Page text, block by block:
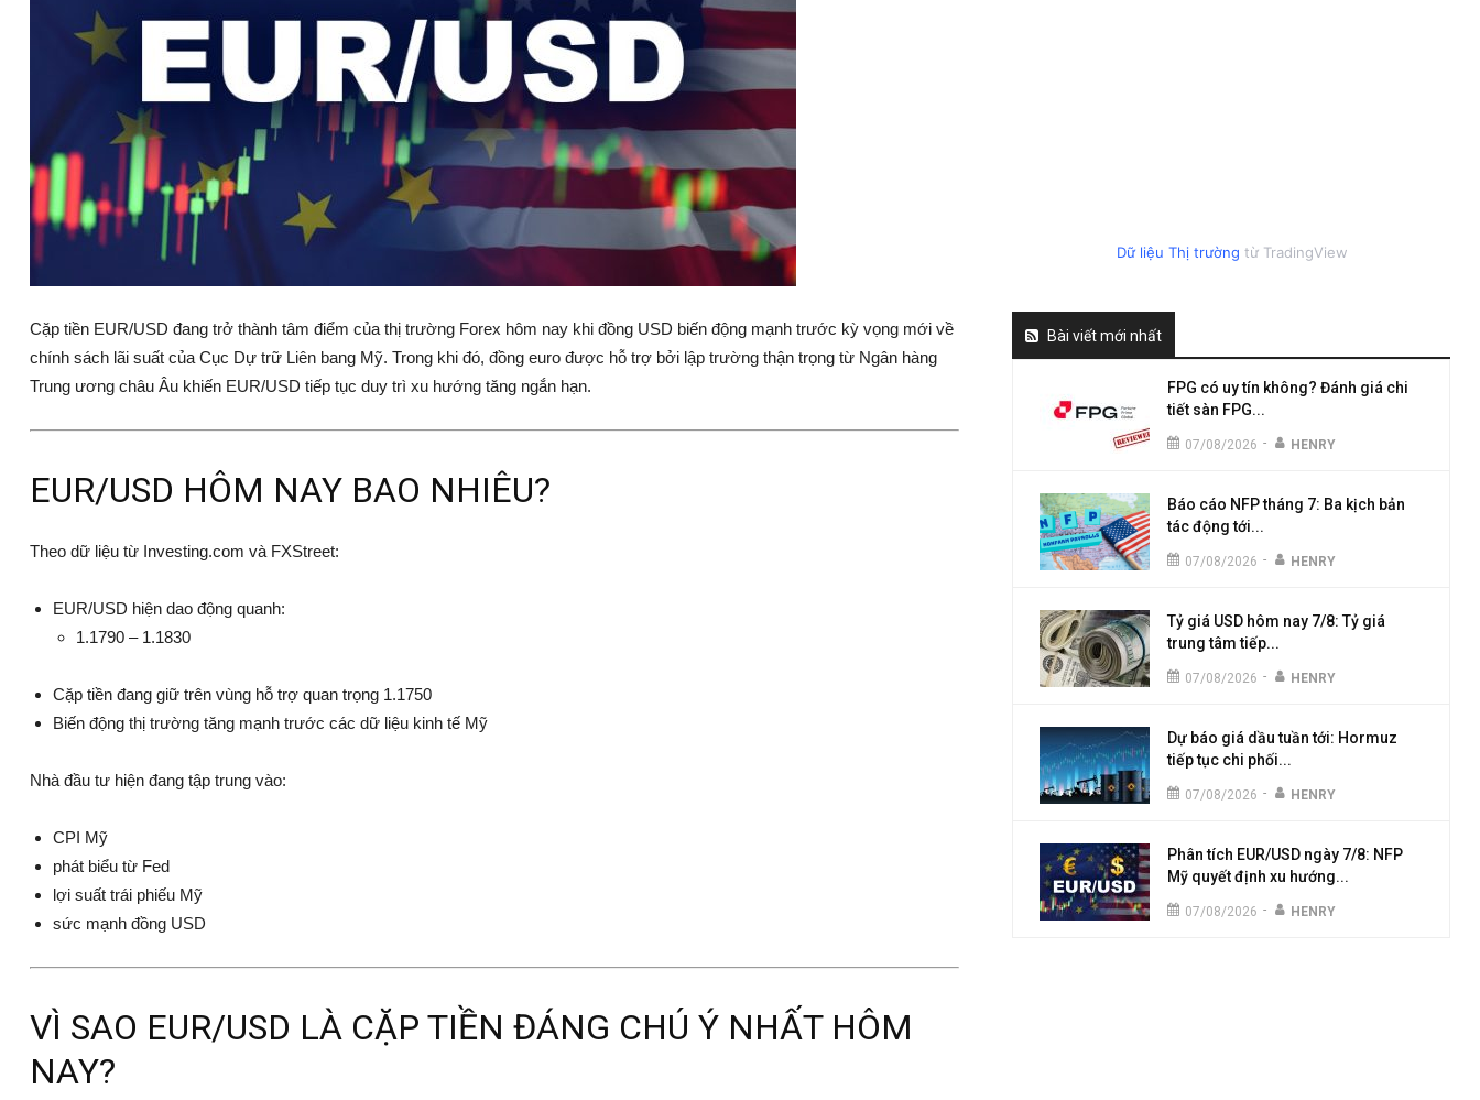
Cặp tiền EUR/USD đang trở thành tâm điểm của thị trường Forex hôm nay khi đồng USD biến động mạnh trước kỳ vọng mới về
chính sách lãi suất của Cục Dự trữ Liên bang Mỹ. Trong khi đó, đồng euro được hỗ trợ bởi lập trường thận trọng từ Ngân hàng
Trung ương châu Âu khiến EUR/USD tiếp tục duy trì xu hướng tăng ngắn hạn.
EUR/USD HÔM NAY BAO NHIÊU?
Theo dữ liệu từ Investing.com và FXStreet:
EUR/USD hiện dao động quanh:
1.1790 – 1.1830
Cặp tiền đang giữ trên vùng hỗ trợ quan trọng 1.1750
Biến động thị trường tăng mạnh trước các dữ liệu kinh tế Mỹ
Nhà đầu tư hiện đang tập trung vào:
CPI Mỹ
phát biểu từ Fed
lợi suất trái phiếu Mỹ
sức mạnh đồng USD
VÌ SAO EUR/USD LÀ CẶP TIỀN ĐÁNG CHÚ Ý NHẤT HÔM
NAY?
Dữ liệu Thị trường từ TradingView
Bài viết mới nhất
FPG có uy tín không? Đánh giá chi
tiết sàn FPG...
07/08/2026 - HENRY
Báo cáo NFP tháng 7: Ba kịch bản
tác động tới...
07/08/2026 - HENRY
Tỷ giá USD hôm nay 7/8: Tỷ giá
trung tâm tiếp...
07/08/2026 - HENRY
Dự báo giá dầu tuần tới: Hormuz
tiếp tục chi phối...
07/08/2026 - HENRY
Phân tích EUR/USD ngày 7/8: NFP
Mỹ quyết định xu hướng...
07/08/2026 - HENRY